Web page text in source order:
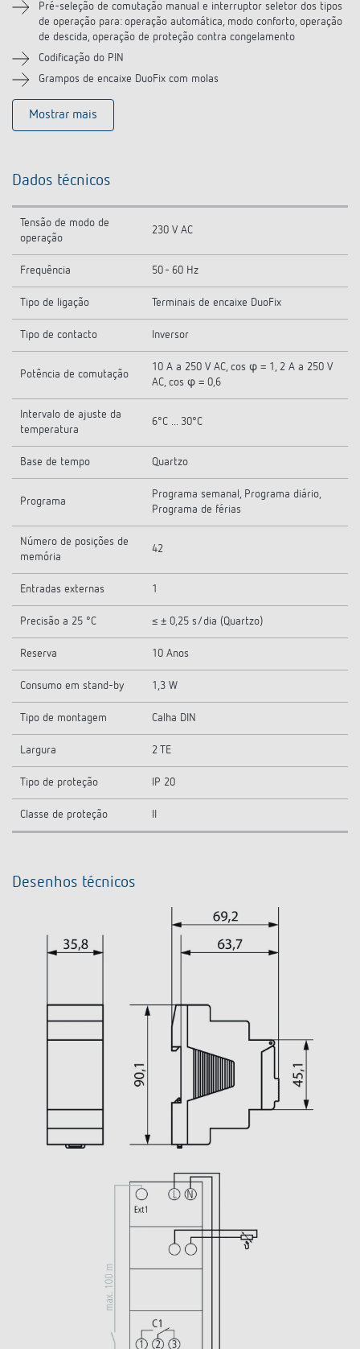
Pré-seleção de comutação manual e interruptor seletor dos tipos
de operação para: operação automática, modo conforto, operação
de descida, operação de proteção contra congelamento
Codificação do PIN
Grampos de encaixe DuoFix com molas
Mostrar mais
Dados técnicos
Tensão de modo de
operação
230 V AC
Frequência 50 - 60 Hz
Tipo de ligação Terminais de encaixe DuoFix
Tipo de contacto Inversor
Potência de comutação
10 A a 250 V AC, cos φ = 1, 2 A a 250 V
AC, cos φ = 0,6
Intervalo de ajuste da
temperatura
6°C ... 30°C
Base de tempo Quartzo
Programa
Programa semanal, Programa diário,
Programa de férias
Número de posições de
memória
42
Entradas externas 1
Precisão a 25 °C ≤ ± 0,25 s/dia (Quartzo)
Reserva 10 Anos
Consumo em stand-by 1,3 W
Tipo de montagem Calha DIN
Largura 2 TE
Tipo de proteção IP 20
Classe de proteção
Desenhos técnicos